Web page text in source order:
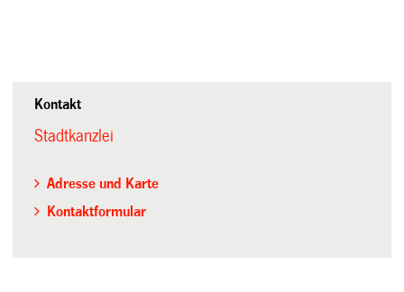
Kontakt
Stadtkanzlei
Adresse und Karte
Kontaktformular